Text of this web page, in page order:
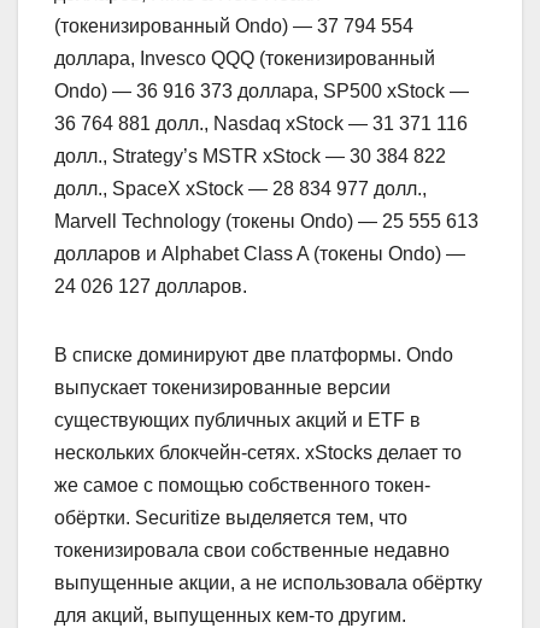
(токенизированный Ondo) — 37 794 554
доллара, Invesco QQQ (токенизированный
Ondo) — 36 916 373 доллара, SP500 xStock —
36 764 881 долл., Nasdaq xStock — 31 371 116
долл., Strategy’s MSTR xStock — 30 384 822
долл., SpaceX xStock — 28 834 977 долл.,
Marvell Technology (токены Ondo) — 25 555 613
долларов и Alphabet Class A (токены Ondo) —
24 026 127 долларов.
В списке доминируют две платформы. Ondo
выпускает токенизированные версии
существующих публичных акций и ETF в
нескольких блокчейн-сетях. xStocks делает то
же самое с помощью собственного токен-
обёртки. Securitize выделяется тем, что
токенизировала свои собственные недавно
выпущенные акции, а не использовала обёртку
для акций, выпущенных кем-то другим.